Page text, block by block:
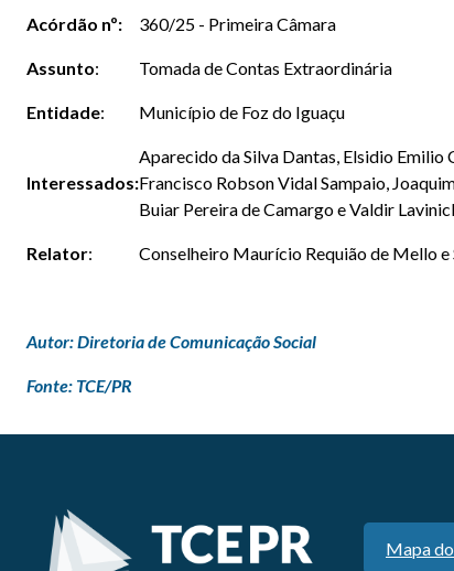
Acórdão nº: 360/25 - Primeira Câmara
Assunto: Tomada de Contas Extraordinária
Entidade: Município de Foz do Iguaçu
Interessados:
Aparecido da Silva Dantas, Elsidio
Francisco Robson Vidal Sampaio,
Buiar Pereira de Camargo e Valdir
Relator: Conselheiro Maurício Requião de Mello e
Autor: Diretoria de Comunicação Social
Fonte: TCE/PR
Mapa